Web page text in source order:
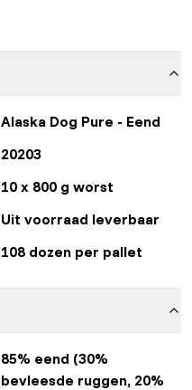
Alaska Dog Pure - Eend
20203
10 x 800 g worst
Uit voorraad leverbaar
108 dozen per pallet
85% eend (30%
bevleesde ruggen, 20%